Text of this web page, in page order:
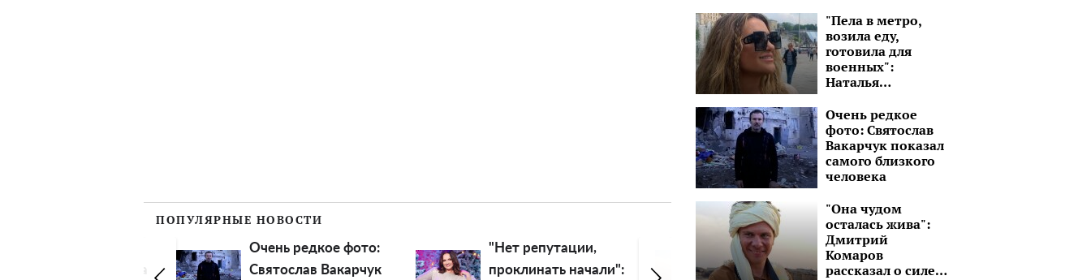
ПОПУЛЯРНЫЕ НОВОСТИ
"Нет репутации,
проклинать начали":
"Она чудом осталась
жива": Дмитрий
"Как древняя
старушка, смех
дрон-камикадзе
"Пела в метро,
возила еду,
готовила для
военных":
Наталья
рассказала, как
жила в первые
дни войны
Очень редкое
фото: Святослав
Вакарчук показал
самого близкого
человека
"Она чудом
осталась жива":
Дмитрий
Комаров
рассказал о силе